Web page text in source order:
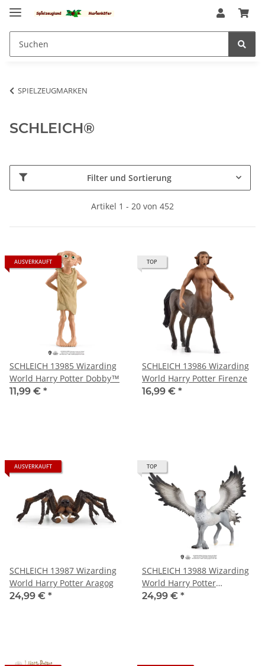
SPIELZEUGMARKEN
SCHLEICH®
Filter und Sortierung
Artikel 1 - 20 von 452
AUSVERKAUFT
SCHLEICH 13985 Wizarding
World Harry Potter Dobby™
11,99 € *
TOP
SCHLEICH 13986 Wizarding
World Harry Potter Firenze
16,99 € *
AUSVERKAUFT
SCHLEICH 13987 Wizarding
World Harry Potter Aragog
24,99 € *
TOP
SCHLEICH 13988 Wizarding
World Harry Potter
Seidenschnabel
24,99 € *